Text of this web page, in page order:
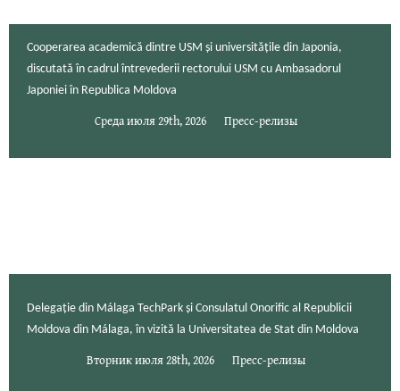
Cooperarea academică dintre USM și universitățile din Japonia,
discutată în cadrul întrevederii rectorului USM cu Ambasadorul
Japoniei în Republica Moldova
Среда июля 29th, 2026 Пресс-релизы
Delegație din Málaga TechPark și Consulatul Onorific al Republicii
Moldova din Málaga, în vizită la Universitatea de Stat din Moldova
Вторник июля 28th, 2026 Пресс-релизы